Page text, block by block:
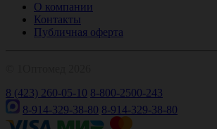
О компании
Контакты
Публичная оферта
8 (423) 260-05-10 8-800-2500-243
8-914-329-38-80 8-914-329-38-80